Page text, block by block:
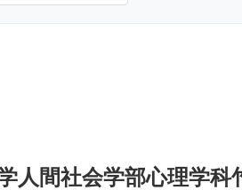
人間社会学部心理学